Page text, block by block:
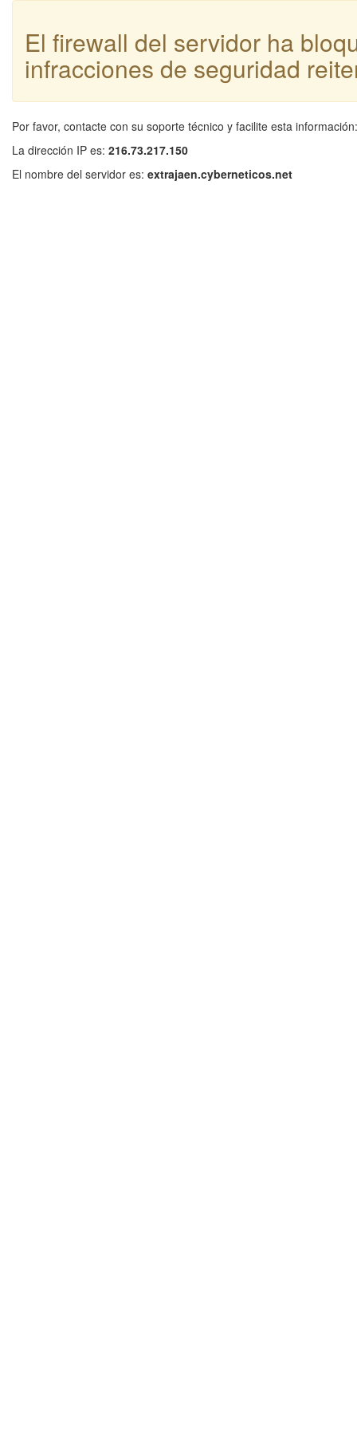
El firewall del servidor ha
infracciones de seguridad
Por favor, contacte con su soporte técnico y facilite esta información:
La dirección IP es: 216.73.217.150
El nombre del servidor es: extrajaen.cyberneticos.net